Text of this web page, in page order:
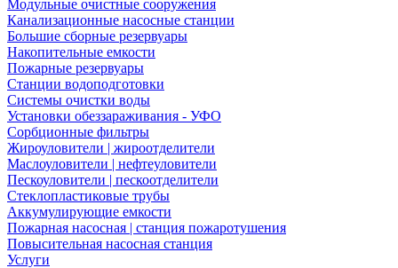
Модульные очистные сооружения
Канализационные насосные станции
Большие сборные резервуары
Накопительные емкости
Пожарные резервуары
Станции водоподготовки
Системы очистки воды
Установки обеззараживания - УФО
Сорбционные фильтры
Жироуловители | жироотделители
Маслоуловители | нефтеуловители
Пескоуловители | пескоотделители
Стеклопластиковые трубы
Аккумулирующие емкости
Пожарная насосная | станция пожаротушения
Повысительная насосная станция
Услуги